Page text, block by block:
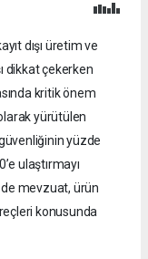
dışı üretim ve
dikkat çekerken
kritik önem
yürütülen
yüzde
ulaştırmayı
mevzuat, ürün
konusunda